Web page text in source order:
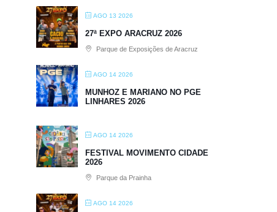
AGO 13 2026
27ª EXPO ARACRUZ 2026
Parque de Exposições de Aracruz
AGO 14 2026
MUNHOZ E MARIANO NO PGE
LINHARES 2026
AGO 14 2026
FESTIVAL MOVIMENTO CIDADE
2026
Parque da Prainha
AGO 14 2026